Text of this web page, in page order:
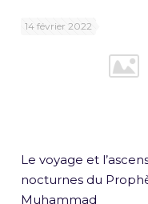
14 février 2022
Le voyage et
nocturnes du
Muhammad